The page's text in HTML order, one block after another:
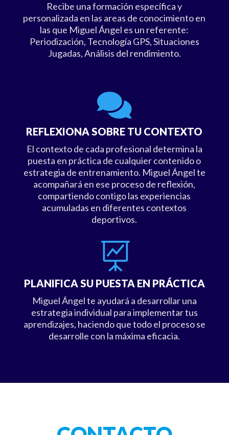
Recibe una formación específica y
personalizada en las areas de conocimiento en
las que Miguel Ángel es un referente:
Periodización, Tecnología GPS, Situaciones
Jugadas, Análisis del rendimiento.

REFLEXIONA SOBRE TU CONTEXTO
El contexto de cada profesional determina la
puesta en práctica de cualquier contenido o
estrategia de entrenamiento. Miguel Ángel te
acompañará en ese proceso de reflexión,
compartiendo contigo las experiencias
acumuladas en diferentes contextos
deportivos.

PLANIFICA SU PUESTA EN PRÁCTICA
Miguel Ángel te ayudará a desarrollar una
estrategia individual para implementar tus
aprendizajes, haciendo que todo el proceso se
desarrolle con la máxima eficacia.